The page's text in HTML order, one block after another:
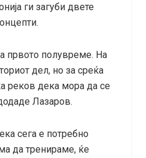
ги загуби двете
првото полувреме. На
дел, но за среќа
реков дека мора да се
Лазаров.
сега е потребно
да тренираме, ќе